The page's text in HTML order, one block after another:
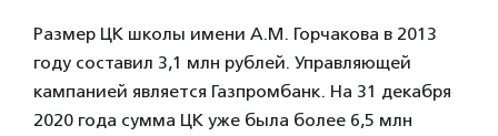
Размер ЦК школы имени А.М. Горчакова в 2013
году составил 3,1 млн рублей. Управляющей
кампанией является Газпромбанк. На 31 декабря
2020 года сумма ЦК уже была более 6,5 млн